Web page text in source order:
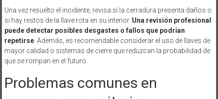
Una vez resuelto el incidente, revisa si la cerradura presenta daños o
si hay restos de la llave rota en su interior. Una revisión profesional
puede detectar posibles desgastes o fallos que podrían
repetirse. Además, es recomendable considerar el uso de llaves de
mayor calidad o sistemas de cierre que reduzcan la probabilidad de
que se rompan en el futuro.
Problemas comunes en